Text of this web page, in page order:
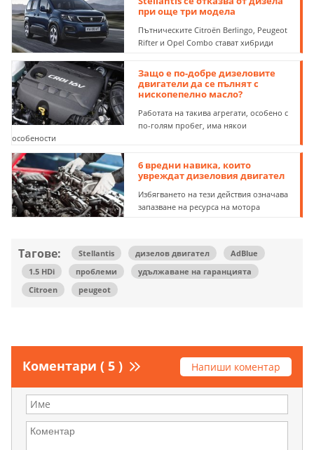
при още три модела
Пътническите Citroën Berlingo, Peugeot
Rifter и Opel Combo стават хибриди
Защо е по-добре дизеловите
двигатели да се пълнят с
нископепелно масло?
Работата на такива агрегати, особено с
по-голям пробег, има някои
особености
6 вредни навика, които
увреждат дизеловия двигател
Избягването на тези действия означава
запазване на ресурса на мотора
Тагове: Stellantis дизелов двигател
AdBlue
1.5 HDi
проблеми
удължаване на гаранцията
Citroen
peugeot
Коментари ( 5 ) Напиши коментар